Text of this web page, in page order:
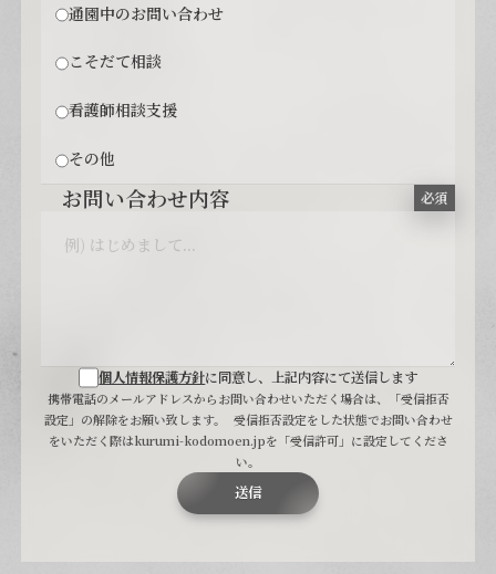
通園中のお問い合わせ
こそだて相談
看護師相談支援
その他
お問い合わせ内容 必須
個人情報保護方針に同意し、上記内容にて送信します
携帯電話のメールアドレスからお問い合わせいただく場合は、「受信拒否
設定」の解除をお願い致します。 受信拒否設定をした状態でお問い合わせ
をいただく際はkurumi-kodomoen.jpを「受信許可」に設定してくださ
い。